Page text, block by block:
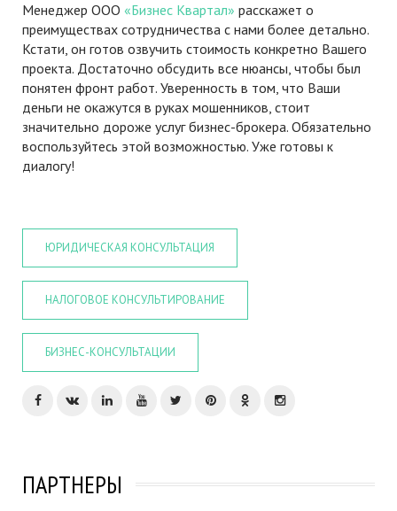
Менеджер ООО «Бизнес Квартал» расскажет о
преимуществах сотрудничества с нами более детально.
Кстати, он готов озвучить стоимость конкретно Вашего
проекта. Достаточно обсудить все нюансы, чтобы был
понятен фронт работ. Уверенность в том, что Ваши
деньги не окажутся в руках мошенников, стоит
значительно дороже услуг бизнес-брокера. Обязательно
воспользуйтесь этой возможностью. Уже готовы к
диалогу!
ЮРИДИЧЕСКАЯ КОНСУЛЬТАЦИЯ
НАЛОГОВОЕ КОНСУЛЬТИРОВАНИЕ
БИЗНЕС-КОНСУЛЬТАЦИИ
ПАРТНЕРЫ